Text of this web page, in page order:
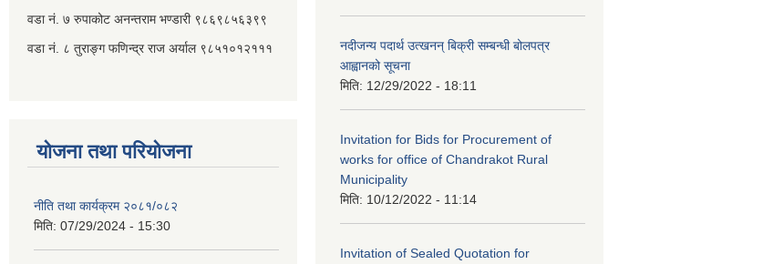
वडा नं. ७ ‌‍रुपाकोट अनन्तराम भण्डारी ९८६९८५६३९९
वडा नं. ८ तुराङ्ग फणिन्द्र राज अर्याल ९८५१०१२१११
योजना तथा परियोजना
नीति तथा कार्यक्रम २०८१/०८२
मिति: 07/29/2024 - 15:30
नदीजन्य पदार्थ उत्खनन् बिक्री सम्बन्धी बोलपत्र
आह्वानको सूचना
मिति: 12/29/2022 - 18:11
Invitation for Bids for Procurement of
works for office of Chandrakot Rural
Municipality
मिति: 10/12/2022 - 11:14
Invitation of Sealed Quotation for